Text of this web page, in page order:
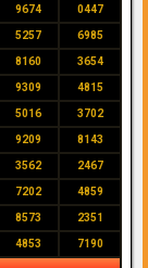
9674 0447
5257 6985
8160 3654
9309 4815
5016 3702
9209 8143
3562 2467
7202 4859
8573 2351
4853 7190